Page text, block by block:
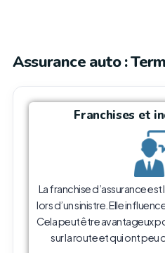
Assurance auto :
Franchises et
La franchise d’assurance
lors d’un sinistre. Elle
Cela peut être avantageux
sur la route et qui ont peu